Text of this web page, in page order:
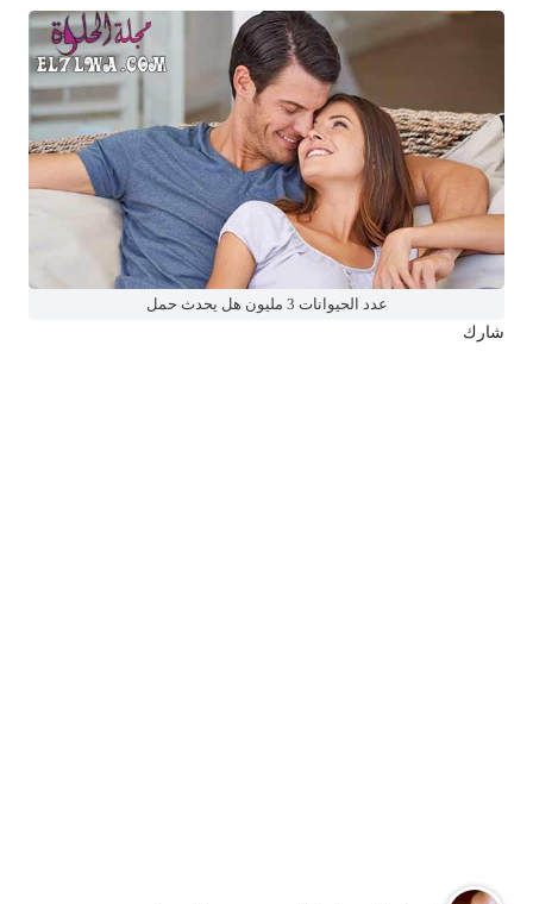
عدد الحيوانات 3 مليون هل يحدث حمل
شارك